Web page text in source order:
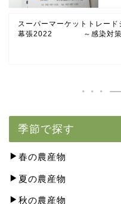
スーパーマーケットトレード
幕張2022 ～感染対策
季節で探す
春の農産物
夏の農産物
秋の農産物